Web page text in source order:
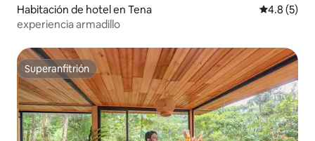
Habitación de hotel en Tena
4.8 (5)
experiencia armadillo
Superanfitrión
Superanfitrión